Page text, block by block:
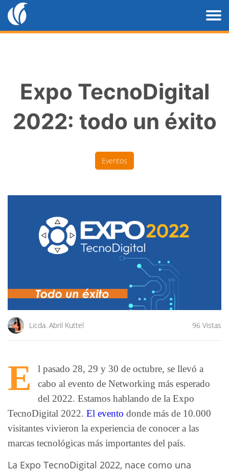
Expo TecnoDigital
2022: todo un éxito
Eventos
Licda. Abril Kuttel 96 Vistas
E
l pasado 28, 29 y 30 de octubre, se llevó a
cabo al evento de Networking más esperado
del 2022. Estamos hablando de la Expo
TecnoDigital 2022. El evento donde más de 10.000
visitantes vivieron la experiencia de conocer a las
marcas tecnológicas más importantes del país.
La Expo TecnoDigital 2022, nace como una